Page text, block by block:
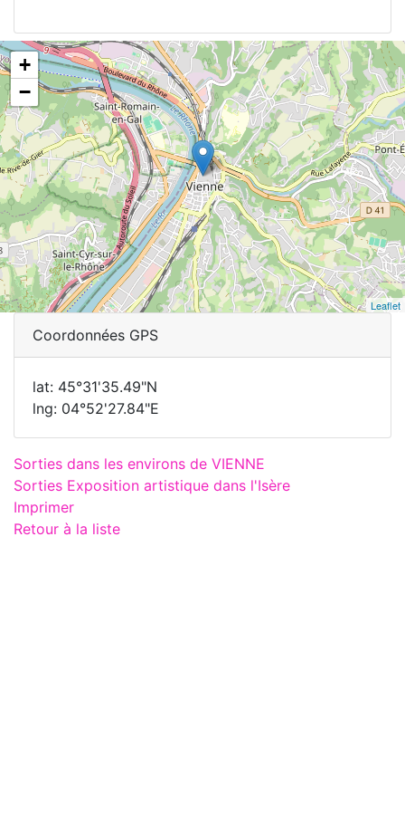
+
−
Leaflet
Coordonnées GPS
lat: 45°31'35.49"N
lng: 04°52'27.84"E
Sorties dans les environs de VIENNE
Sorties Exposition artistique dans l'Isère
Imprimer
Retour à la liste